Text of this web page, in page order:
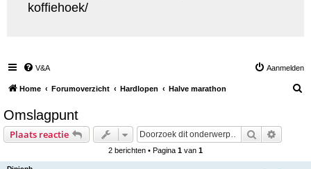
koffiehoek/
V&A Aanmelden
Home Forumoverzicht Hardlopen Halve marathon
Omslagpunt
Plaats reactie Zoek
2 berichten • Pagina 1 van 1